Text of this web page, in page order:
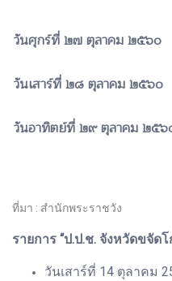
วันศุกร์ที่ ๒๗ ตุลาคม ๒๕๖๐
วันเสาร์ที่ ๒๘ ตุลาคม ๒๕๖๐
วันอาทิตย์ที่ ๒๙ ตุลาคม ๒๕๖
ที่มา : สำนักพระราชวัง
รายการ “ป.ป.ช. จังหวัดขจัดโ
วันเสาร์ที่ 14 ตุลาคม